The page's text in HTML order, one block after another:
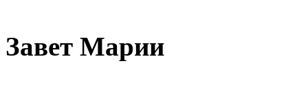
Завет Марии